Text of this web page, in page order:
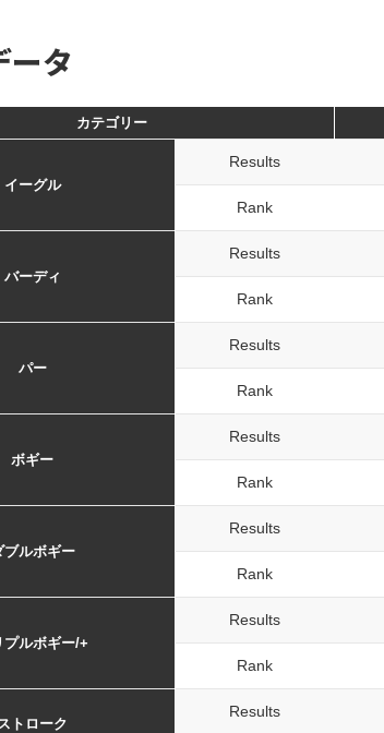
ータ
カテゴリー
イーグル
Results
Rank
バーディ
Results
Rank
パー
Results
Rank
ボギー
Results
Rank
ブルボギー
Results
Rank
プルボギー/+
Results
Rank
トローク
Results